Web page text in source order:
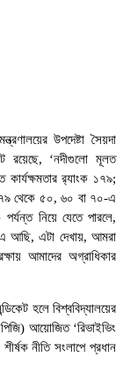
উপদেষ্টা সৈয়দা
রয়েছে, ‘নদীগুলো মূলত
র‌্যাংক ১৭৯;
থেকে ৫০, ৬০ বা ৭০-এ
নিয়ে যেতে পারলে,
এটা দেখায়, আমরা
আমাদের অগ্রাধিকার
হলে বিশ্ববিদ্যালয়ের
আয়োজিত ‘রিভাইভিং
নীতি সংলাপে প্রধান